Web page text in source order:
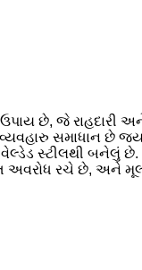
જે રાહદારી અને
વ્યવહારુ સમાધાન
વેલ્ડેડ સ્ટીલથી
રચે છે, અને